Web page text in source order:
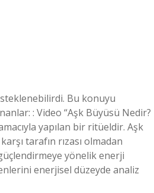
Bu konuyu
: Video “Aşk Büyüsü Nedir?
yapılan bir ritüeldir. Aşk
tarafın rızası olmadan
yönelik enerji
enerjisel düzeyde analiz